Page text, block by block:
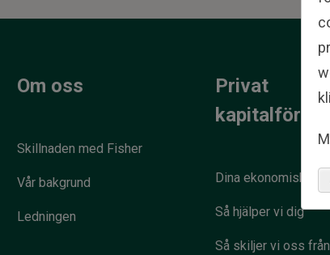
Om oss
Skillnaden med Fisher
Vår bakgrund
Ledningen
Privat
Dina ekonomiska
Så hjälper vi dig
Så skiljer vi oss från